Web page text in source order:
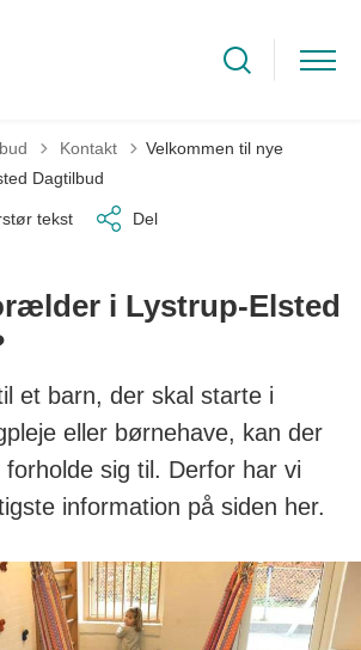
Tilbage til
Kontakt
Velkommen til nye
Dagtilbud
tekst Del
i Lystrup-Elsted
et barn, der skal starte i
eller børnehave, kan der
sig til. Derfor har vi
information på siden her.